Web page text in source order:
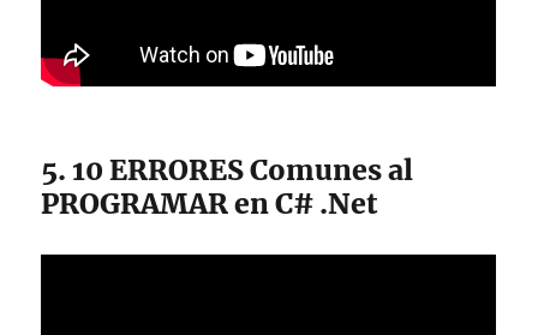
5. 10 ERRORES Comunes al
PROGRAMAR en C# .Net